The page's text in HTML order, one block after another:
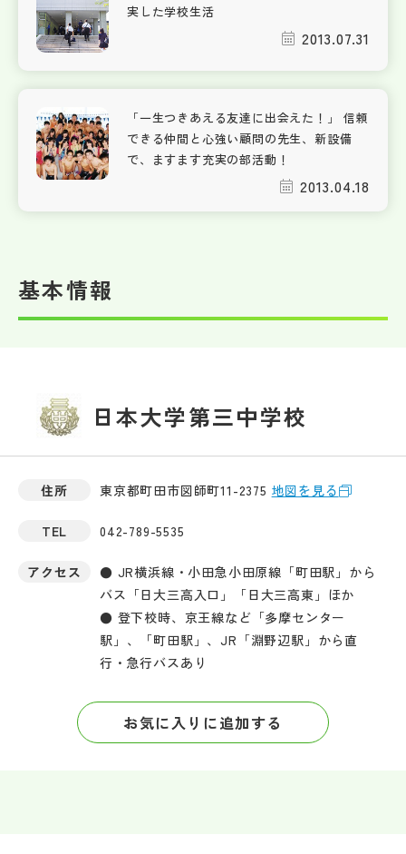
実した学校生活
2013.07.31
「一生つきあえる友達に出会えた！」 信頼
できる仲間と心強い顧問の先生、新設備
で、ますます充実の部活動！
2013.04.18
基本情報
日本大学第三中学校
住所 東京都町田市図師町11-2375 地図を見る
TEL 042-789-5535
アクセス
● JR横浜線・小田急小田原線「町田駅」から
バス「日大三高入口」「日大三高東」ほか
● 登下校時、京王線など「多摩センター
駅」、「町田駅」、JR「淵野辺駅」から直
行・急行バスあり
お気に入りに追加する